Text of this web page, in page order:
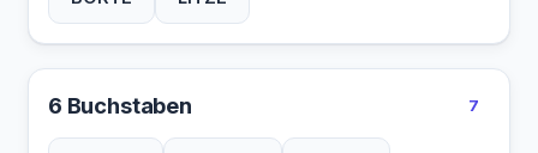
6 Buchstaben 7